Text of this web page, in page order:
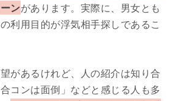
ンがあります。実際に、男女とも
利用目的が浮気相手探しであるこ
があるけれど、人の紹介は知り合
コンは面倒」などと感じる人も多